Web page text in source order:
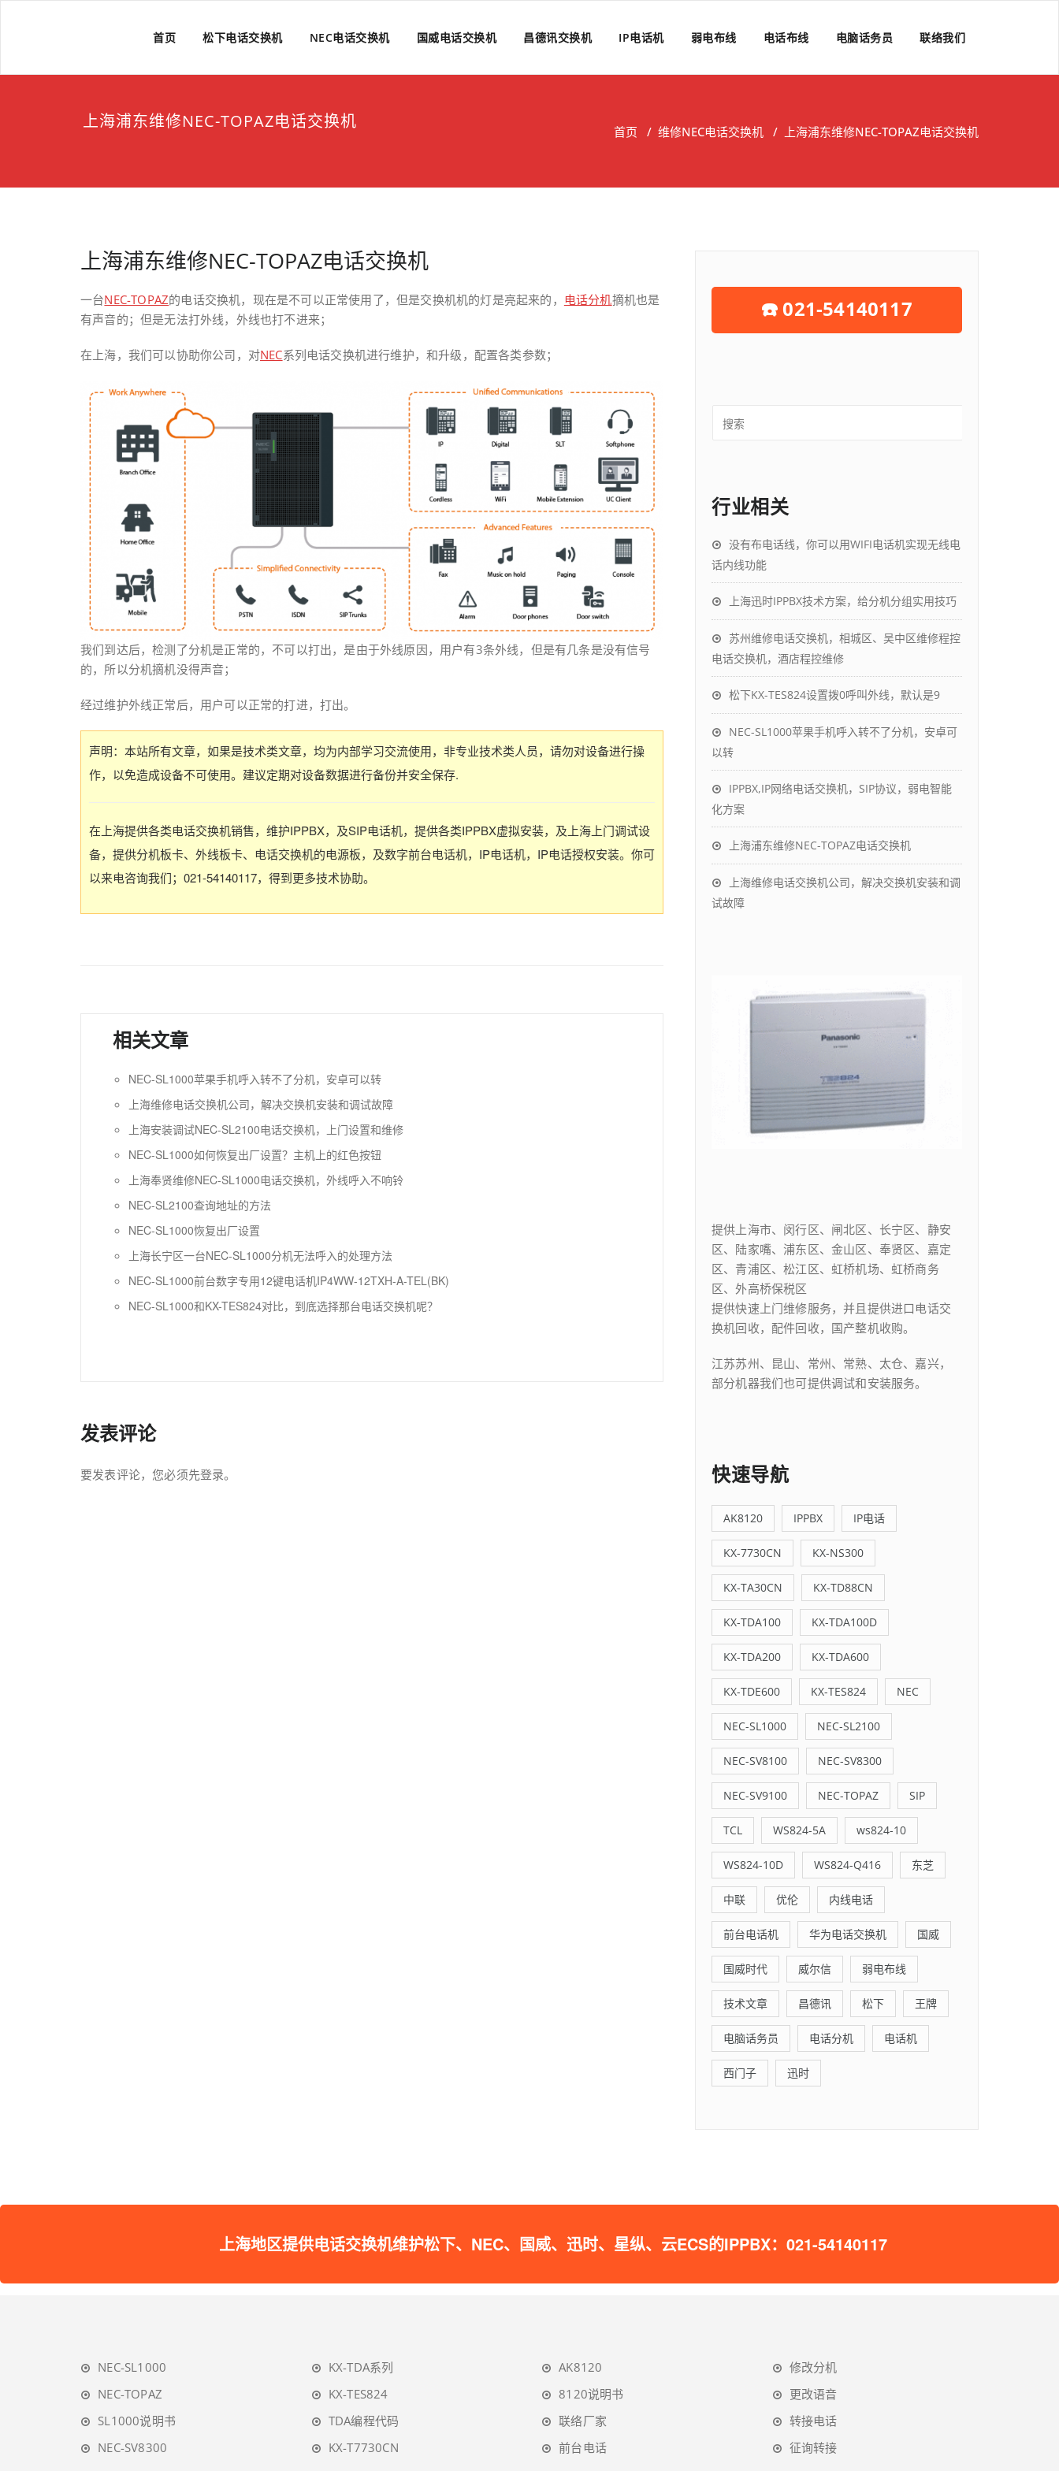
上海维修电话交换机
上海维修松下、国威、NEC、迅时电话交换机
首页 松下电话交换机 NEC电话交换机 国威电话交换机 昌德讯交换机 IP电话机 弱电布线 电话布线 电脑话务员 联络我们
上海浦东维修NEC-TOPAZ电话交换机 首页 / 维修NEC电话交换机 / 上海浦东维修NEC-TOPAZ电话交换机
上海浦东维修NEC-TOPAZ电话交换机
一台NEC-TOPAZ的电话交换机，现在是不可以正常使用了，但是交换机机的灯是亮起来的， 电话分机摘机也是
有声音的；但是无法打外线，外线也打不进来；
在上海，我们可以协助你公司，对NEC系列电话交换机进行维护，和升级，配置各类参数；
我们到达后，检测了分机是正常的，不可以打出，是由于外线原因，用户有3条外线，但是有几条是没有信号
的，所以分机摘机没得声音；
经过维护外线正常后，用户可以正常的打进，打出。
声明：本站所有文章，如果是技术类文章，均为内部学习交流使用，非专业技术类人员，请勿对设备进行操
作，以免造成设备不可使用。建议定期对设备数据进行备份并安全保存.
在上海提供各类电话交换机销售，维护IPPBX，及SIP电话机，提供各类IPPBX虚拟安装，及上海上门调试设
备，提供分机板卡、外线板卡、电话交换机的电源板，及数字前台电话机，IP电话机，IP电话授权安装。你可
以来电咨询我们；021-54140117，得到更多技术协助。
相关文章
NEC-SL1000苹果手机呼入转不了分机，安卓可以转
上海维修电话交换机公司，解决交换机安装和调试故障
上海安装调试NEC-SL2100电话交换机，上门设置和维修
NEC-SL1000如何恢复出厂设置？主机上的红色按钮
上海奉贤维修NEC-SL1000电话交换机，外线呼入不响铃
NEC-SL2100查询地址的方法
NEC-SL1000恢复出厂设置
上海长宁区一台NEC-SL1000分机无法呼入的处理方法
NEC-SL1000前台数字专用12键电话机IP4WW-12TXH-A-TEL(BK)
NEC-SL1000和KX-TES824对比，到底选择那台电话交换机呢？
发表评论
要发表评论，您必须先登录。
☎️ 021-54140117
行业相关
没有布电话线，你可以用WIFI电话机实现无线电
话内线功能
上海迅时IPPBX技术方案，给分机分组实用技巧
苏州维修电话交换机，相城区、吴中区维修程控
电话交换机，酒店程控维修
松下KX-TES824设置拨0呼叫外线，默认是9
NEC-SL1000苹果手机呼入转不了分机，安卓可
以转
IPPBX,IP网络电话交换机，SIP协议，弱电智能
化方案
上海浦东维修NEC-TOPAZ电话交换机
上海维修电话交换机公司，解决交换机安装和调
试故障
提供上海市、闵行区、闸北区、长宁区、静安
区、陆家嘴、浦东区、金山区、奉贤区、嘉定
区、青浦区、松江区、虹桥机场、虹桥商务
区、外高桥保税区
提供快速上门维修服务，并且提供进口电话交
换机回收，配件回收，国产整机收购。
江苏苏州、昆山、常州、常熟、太仓、嘉兴，
部分机器我们也可提供调试和安装服务。
快速导航
AK8120 IPPBX IP电话
KX-7730CN KX-NS300
KX-TA30CN KX-TD88CN
KX-TDA100 KX-TDA100D
KX-TDA200 KX-TDA600
KX-TDE600 KX-TES824 NEC
NEC-SL1000 NEC-SL2100
NEC-SV8100 NEC-SV8300
NEC-SV9100 NEC-TOPAZ SIP
TCL WS824-5A ws824-10
WS824-10D WS824-Q416 东芝
中联 优伦 内线电话
前台电话机 华为电话交换机 国威
国威时代 威尔信 弱电布线
技术文章 昌德讯 松下 王牌
电脑话务员 电话分机 电话机
西门子 迅时
上海地区提供电话交换机维护松下、NEC、国威、迅时、星纵、云ECS的IPPBX：021-54140117
NEC-SL1000
NEC-TOPAZ
SL1000说明书
NEC-SV8300
KX-TDA系列
KX-TES824
TDA编程代码
KX-T7730CN
AK8120
8120说明书
联络厂家
前台电话
修改分机
更改语音
转接电话
征询转接